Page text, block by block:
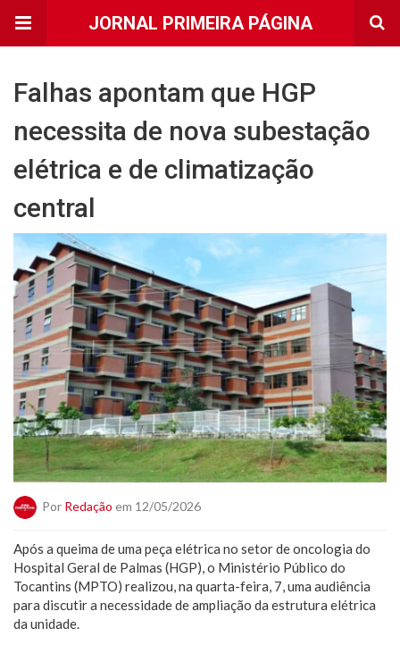
JORNAL PRIMEIRA PÁGINA
Falhas apontam que HGP
necessita de nova subestação
elétrica e de climatização
central
Por Redação em 12/05/2026
Após a queima de uma peça elétrica no setor de oncologia do
Hospital Geral de Palmas (HGP), o Ministério Público do
Tocantins (MPTO) realizou, na quarta-feira, 7, uma audiência
para discutir a necessidade de ampliação da estrutura elétrica
da unidade.